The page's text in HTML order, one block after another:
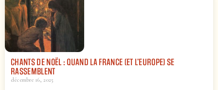
CHANTS DE NOËL : QUAND LA FRANCE (ET L’EUROPE) SE
RASSEMBLENT
décembre 16, 2025